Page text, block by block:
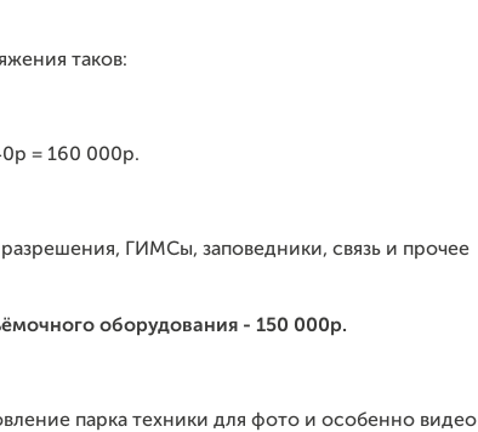
таков:
= 160 000р.
ГИМСы, заповедники, связь и прочее
оборудования - 150 000р.
парка техники для фото и особенно видео